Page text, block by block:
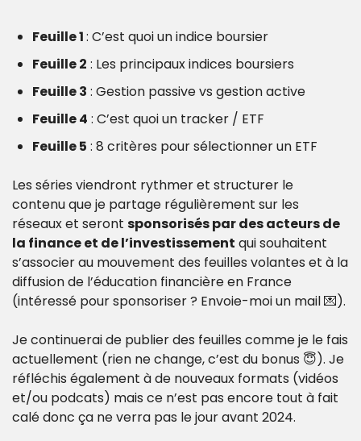
Feuille 1 : C’est quoi un indice boursier
Feuille 2 : Les principaux indices boursiers
Feuille 3 : Gestion passive vs gestion active
Feuille 4 : C’est quoi un tracker / ETF
Feuille 5 : 8 critères pour sélectionner un ETF
Les séries viendront rythmer et structurer le
contenu que je partage régulièrement sur les
réseaux et seront sponsorisés par des acteurs de
la finance et de l’investissement qui souhaitent
s’associer au mouvement des feuilles volantes et à la
diffusion de l’éducation financière en France
(intéressé pour sponsoriser ? Envoie-moi un mail 💌).
Je continuerai de publier des feuilles comme je le fais
actuellement (rien ne change, c’est du bonus 😇). Je
réfléchis également à de nouveaux formats (vidéos
et/ou podcats) mais ce n’est pas encore tout à fait
calé donc ça ne verra pas le jour avant 2024.